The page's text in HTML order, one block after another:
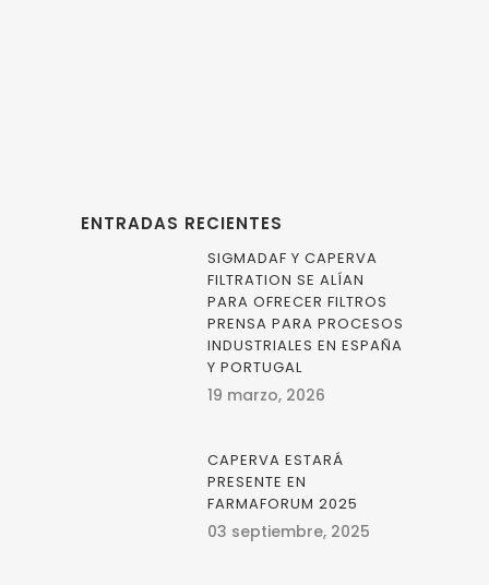
ENTRADAS RECIENTES
SIGMADAF Y CAPERVA
FILTRATION SE ALÍAN
PARA OFRECER FILTROS
PRENSA PARA PROCESOS
INDUSTRIALES EN ESPAÑA
Y PORTUGAL
19 marzo, 2026
CAPERVA ESTARÁ
PRESENTE EN
FARMAFORUM 2025
03 septiembre, 2025